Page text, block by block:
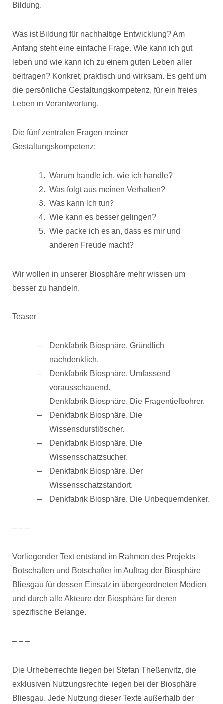
Bildung.
Was ist Bildung für nachhaltige Entwicklung? Am
Anfang steht eine einfache Frage. Wie kann ich gut
leben und wie kann ich zu einem guten Leben aller
beitragen? Konkret, praktisch und wirksam. Es geht um
die persönliche Gestaltungskompetenz, für ein freies
Leben in Verantwortung.
Die fünf zentralen Fragen meiner
Gestaltungskompetenz:
Warum handle ich, wie ich handle?
Was folgt aus meinen Verhalten?
Was kann ich tun?
Wie kann es besser gelingen?
Wie packe ich es an, dass es mir und
anderen Freude macht?
Wir wollen in unserer Biosphäre mehr wissen um
besser zu handeln.
Teaser
Denkfabrik Biosphäre. Gründlich
nachdenklich.
Denkfabrik Biosphäre. Umfassend
vorausschauend.
Denkfabrik Biosphäre. Die Fragentiefbohrer.
Denkfabrik Biosphäre. Die
Wissensdurstlöscher.
Denkfabrik Biosphäre. Die
Wissensschatzsucher.
Denkfabrik Biosphäre. Der
Wissensschatzstandort.
Denkfabrik Biosphäre. Die Unbequemdenker.
– – –
Vorliegender Text entstand im Rahmen des Projekts
Botschaften und Botschafter im Auftrag der Biosphäre
Bliesgau für dessen Einsatz in übergeordneten Medien
und durch alle Akteure der Biosphäre für deren
spezifische Belange.
– – –
Die Urheberrechte liegen bei Stefan Theßenvitz, die
exklusiven Nutzungsrechte liegen bei der Biosphäre
Bliesgau. Jede Nutzung dieser Texte außerhalb der